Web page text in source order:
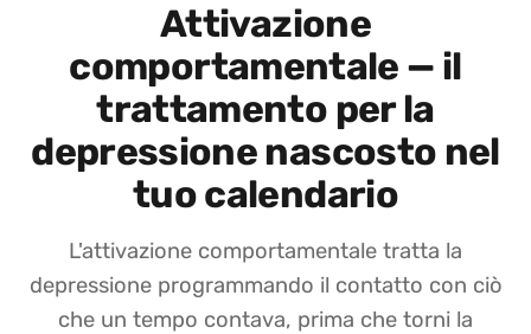
Attivazione
comportamentale — il
trattamento per la
depressione nascosto nel
tuo calendario
L'attivazione comportamentale tratta la
depressione programmando il contatto con ciò
che un tempo contava, prima che torni la